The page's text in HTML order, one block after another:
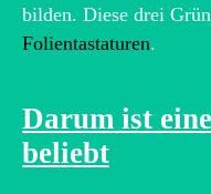
bilden. Diese drei
Folientastaturen.
Darum ist
beliebt